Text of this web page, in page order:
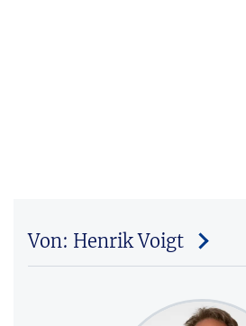
Von: Henrik Voigt